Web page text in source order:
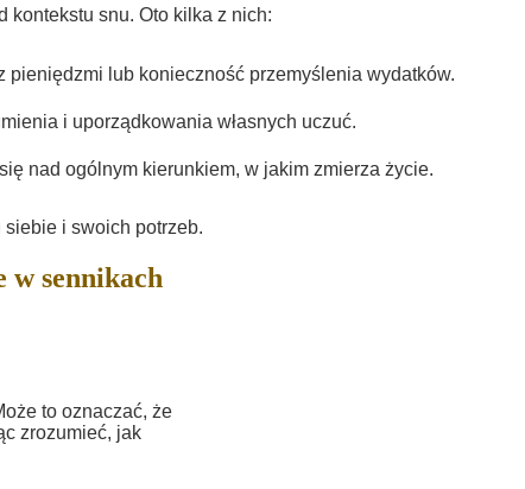
kontekstu snu. Oto kilka z nich:
lub konieczność przemyślenia wydatków.
i uporządkowania własnych uczuć.
nad ogólnym kierunkiem, w jakim zmierza życie.
i swoich potrzeb.
w sennikach
to oznaczać, że
zrozumieć, jak